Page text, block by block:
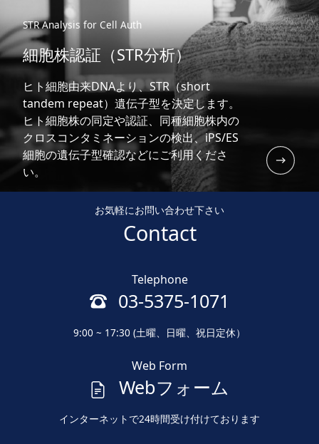
STR Analysis for Cell Auth
細胞株認証（STR分析）
ヒト細胞由来DNAより、STR（short
tandem repeat）遺伝子型を決定します。
ヒト細胞株の同定や認証、同種細胞株内の
クロスコンタミネーションの検出、iPS/ES
細胞の遺伝子型確認などにご利用くださ
い。
お気軽にお問い合わせ下さい
Contact
Telephone
03-5375-1071
9:00 ~ 17:30 (土曜、日曜、祝日定休）
Web Form
Webフォーム
インターネットで24時間受け付けております